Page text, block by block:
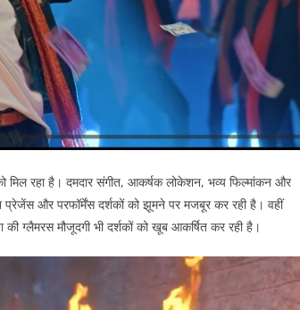
मिल रहा है। दमदार संगीत, आकर्षक लोकेशन, भव्य फिल्मांकन और
और परफॉर्मेंस दर्शकों को झूमने पर मजबूर कर रही है। वहीं
ग्लैमरस मौजूदगी भी दर्शकों को खूब आकर्षित कर रही है।